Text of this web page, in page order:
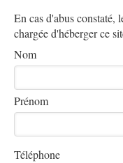
En cas d'abus constaté,
chargée d'héberger ce
Nom
Prénom
Téléphone